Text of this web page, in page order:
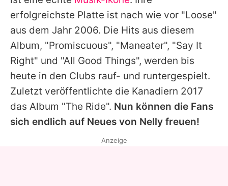
Datenschutzerklärung
Nutzungsbedingungen
Utiq verwalten
erfolgreichste Platte ist nach wie vor "Loose"
aus dem Jahr 2006. Die Hits aus diesem
Album, "Promiscuous", "Maneater", "Say It
Right" und "All Good Things", werden bis
heute in den Clubs rauf- und runtergespielt.
Zuletzt veröffentlichte die Kanadiern 2017
das Album "The Ride". Nun können die Fans
sich endlich auf Neues von Nelly freuen!
Anzeige